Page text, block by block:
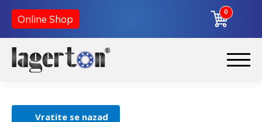
Online Shop
0
Početna
Vratite se nazad